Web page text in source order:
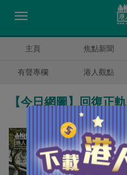
主頁 焦點新聞
有聲專欄 港人觀點
【今日網圖】回復正軌